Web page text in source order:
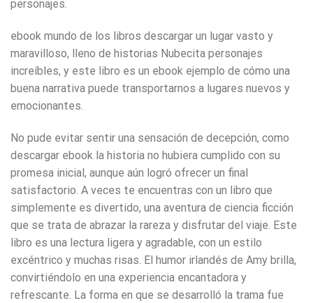
personajes.
ebook mundo de los libros descargar un lugar vasto y
maravilloso, lleno de historias Nubecita personajes
increíbles, y este libro es un ebook ejemplo de cómo una
buena narrativa puede transportarnos a lugares nuevos y
emocionantes.
No pude evitar sentir una sensación de decepción, como
descargar ebook la historia no hubiera cumplido con su
promesa inicial, aunque aún logró ofrecer un final
satisfactorio. A veces te encuentras con un libro que
simplemente es divertido, una aventura de ciencia ficción
que se trata de abrazar la rareza y disfrutar del viaje. Este
libro es una lectura ligera y agradable, con un estilo
excéntrico y muchas risas. El humor irlandés de Amy brilla,
convirtiéndolo en una experiencia encantadora y
refrescante. La forma en que se desarrolló la trama fue